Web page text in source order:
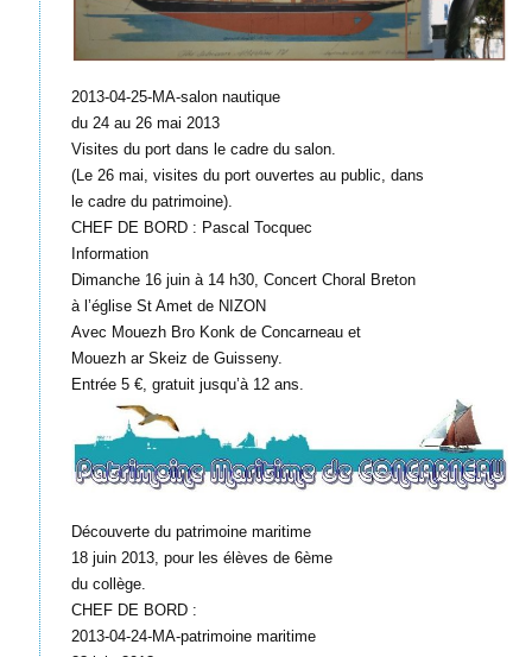
2013-04-25-MA-salon nautique
du 24 au 26 mai 2013
Visites du port dans le cadre du salon.
(Le 26 mai, visites du port ouvertes au public, dans
le cadre du patrimoine).
CHEF DE BORD : Pascal Tocquec
Information
Dimanche 16 juin à 14 h30, Concert Choral Breton
à l’église St Amet de NIZON
Avec Mouezh Bro Konk de Concarneau et
Mouezh ar Skeiz de Guisseny.
Entrée 5 €, gratuit jusqu’à 12 ans.
Découverte du patrimoine maritime
18 juin 2013, pour les élèves de 6ème
du collège.
CHEF DE BORD :
2013-04-24-MA-patrimoine maritime